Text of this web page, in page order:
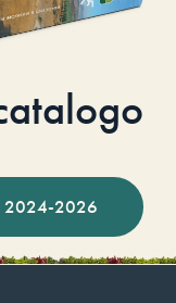
2024-2026